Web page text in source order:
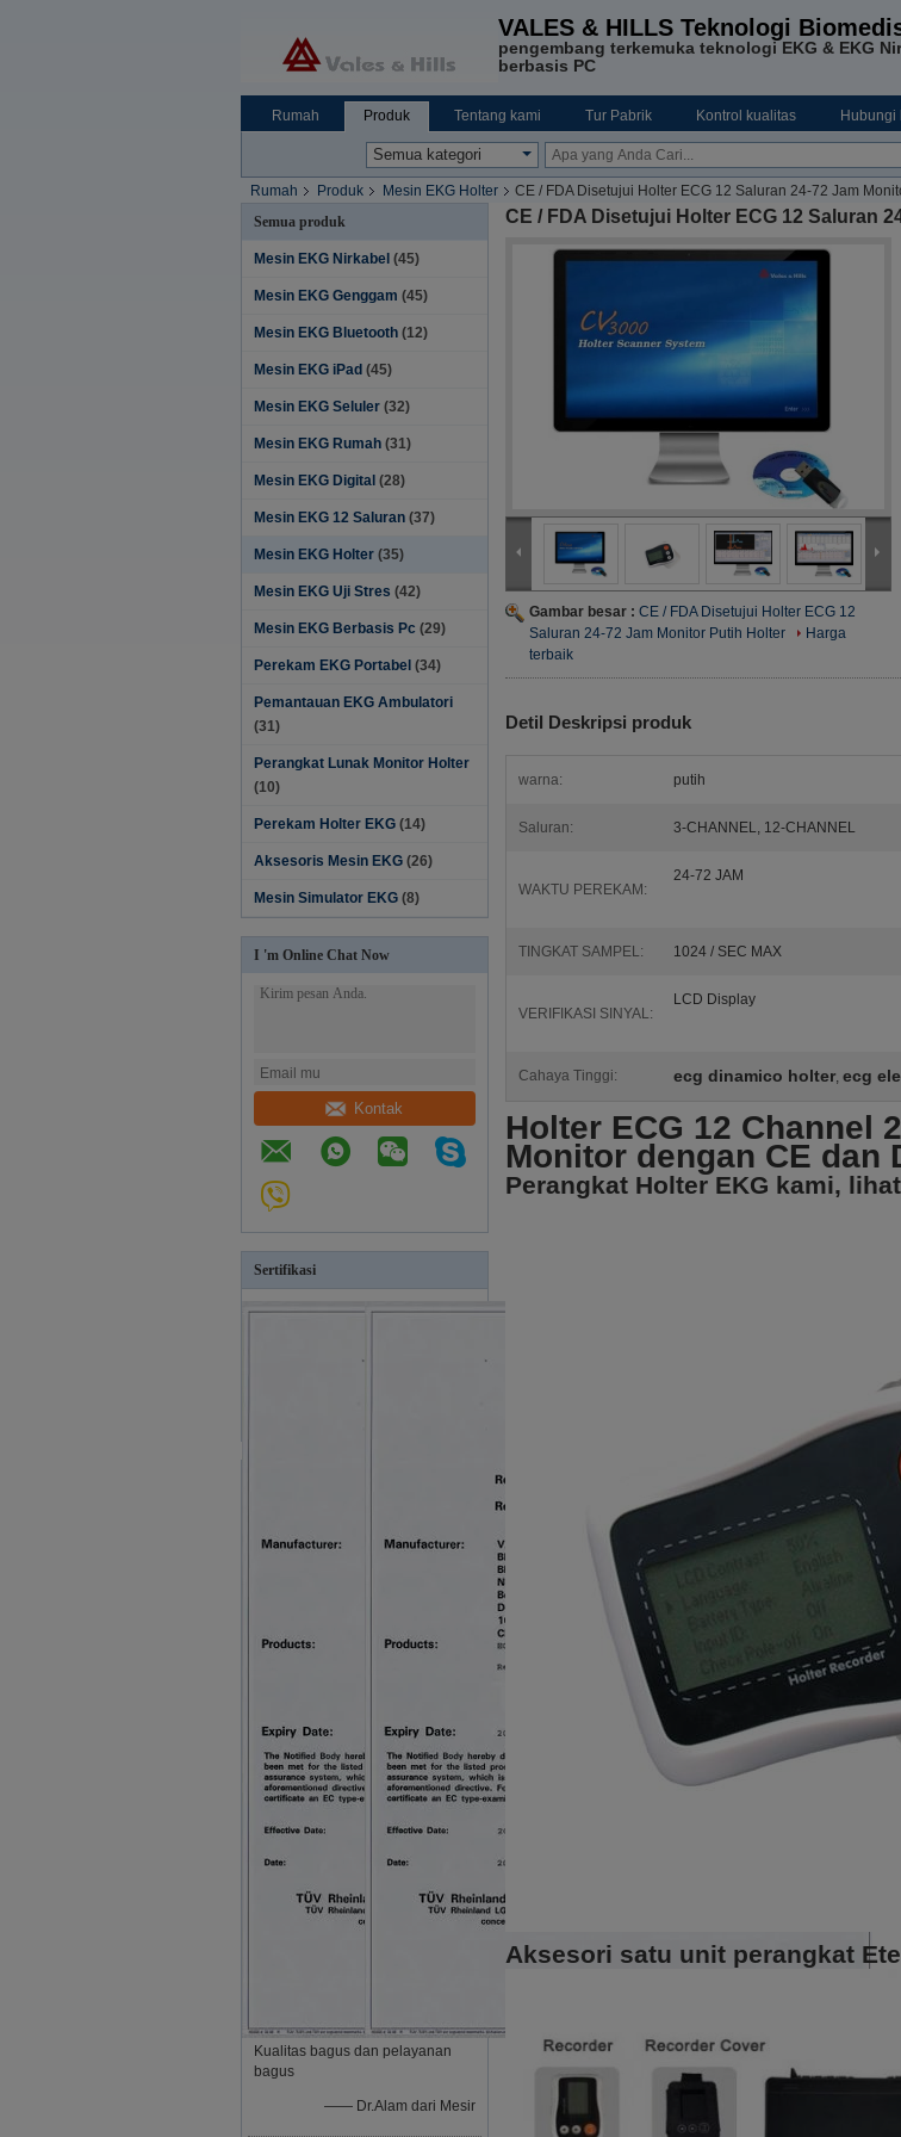
VALES & HILLS Teknologi
pengembang terkemuka teknologi EKG & EKG
berbasis PC
Rumah Produk Tentang kami Tur Pabrik Kontrol kualitas Hubungi
Rumah Produk Mesin EKG Holter CE / FDA Disetujui Holter ECG 12 Saluran 24-72 Jam
Semua produk
Mesin EKG Nirkabel (45)
Mesin EKG Genggam (45)
Mesin EKG Bluetooth (12)
Mesin EKG iPad (45)
Mesin EKG Seluler (32)
Mesin EKG Rumah (31)
Mesin EKG Digital (28)
Mesin EKG 12 Saluran (37)
Mesin EKG Holter (35)
Mesin EKG Uji Stres (42)
Mesin EKG Berbasis Pc (29)
Perekam EKG Portabel (34)
Pemantauan EKG Ambulatori
(31)
Perangkat Lunak Monitor Holter‎
(10)
Perekam Holter EKG (14)
Aksesoris Mesin EKG (26)
Mesin Simulator EKG (8)
I 'm Online Chat Now
Kontak
Sertifikasi
Kualitas bagus dan pelayanan
bagus
—— Dr.Alam dari Mesir
CE / FDA Disetujui Holter ECG 12 Saluran
Gambar besar : CE / FDA Disetujui Holter ECG 12
Saluran 24-72 Jam Monitor Putih Holter
Harga
terbaik
Detil Deskripsi produk
warna: putih
Saluran: 3-CHANNEL, 12-CHANNEL
WAKTU PEREKAM:
24-72 JAM
TINGKAT SAMPEL: 1024 / SEC MAX
VERIFIKASI SINYAL:
LCD Display
Cahaya Tinggi: ecg dinamico holter, ecg
Holter ECG 12 Channel
Monitor dengan CE dan
Perangkat Holter EKG kami,
Aksesori satu unit perangkat